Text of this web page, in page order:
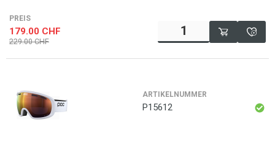
PREIS
179.00 CHF
229.00 CHF
ARTIKELNUMMER
P15612